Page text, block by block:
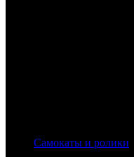
Самокаты и ролики